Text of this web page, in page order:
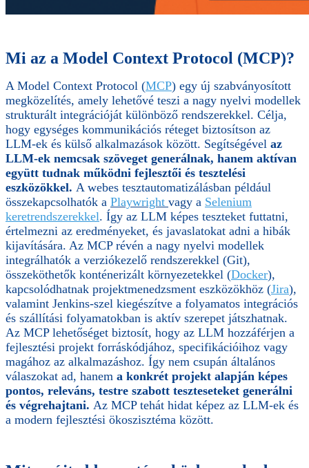
Mi az a Model Context Protocol (MCP)?
A Model Context Protocol (MCP) egy új szabványosított
megközelítés, amely lehetővé teszi a nagy nyelvi modellek
strukturált integrációját különböző rendszerekkel. Célja,
hogy egységes kommunikációs réteget biztosítson az
LLM-ek és külső alkalmazások között. Segítségével az
LLM-ek nemcsak szöveget generálnak, hanem aktívan
együtt tudnak működni fejlesztői és tesztelési
eszközökkel. A webes tesztautomatizálásban például
összekapcsolhatók a Playwright vagy a Selenium
keretrendszerekkel. Így az LLM képes teszteket futtatni,
értelmezni az eredményeket, és javaslatokat adni a hibák
kijavítására. Az MCP révén a nagy nyelvi modellek
integrálhatók a verziókezelő rendszerekkel (Git),
összeköthetők konténerizált környezetekkel (Docker),
kapcsolódhatnak projektmenedzsment eszközökhöz (Jira),
valamint Jenkins-szel kiegészítve a folyamatos integrációs
és szállítási folyamatokban is aktív szerepet játszhatnak.
Az MCP lehetőséget biztosít, hogy az LLM hozzáférjen a
fejlesztési projekt forráskódjához, specifikációihoz vagy
magához az alkalmazáshoz. Így nem csupán általános
válaszokat ad, hanem a konkrét projekt alapján képes
pontos, releváns, testre szabott teszteseteket generálni
és végrehajtani. Az MCP tehát hidat képez az LLM-ek és
a modern fejlesztési ökoszisztéma között.